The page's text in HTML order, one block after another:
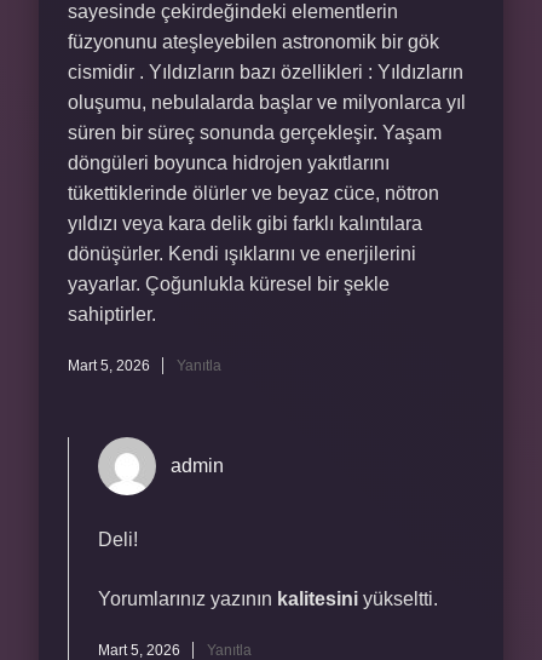
sayesinde çekirdeğindeki elementlerin
füzyonunu ateşleyebilen astronomik bir gök
cismidir . Yıldızların bazı özellikleri : Yıldızların
oluşumu, nebulalarda başlar ve milyonlarca yıl
süren bir süreç sonunda gerçekleşir. Yaşam
döngüleri boyunca hidrojen yakıtlarını
tükettiklerinde ölürler ve beyaz cüce, nötron
yıldızı veya kara delik gibi farklı kalıntılara
dönüşürler. Kendi ışıklarını ve enerjilerini
yayarlar. Çoğunlukla küresel bir şekle
sahiptirler.
Mart 5, 2026 Yanıtla
admin
Deli!
Yorumlarınız yazının kalitesini yükseltti.
Mart 5, 2026 Yanıtla